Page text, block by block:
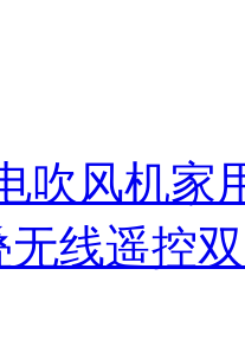
吹风机家
线遥控